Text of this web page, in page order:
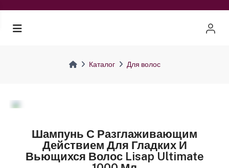
Каталог Для волос
Шампунь С Разглаживающим
Действием Для Гладких И
Вьющихся Волос Lisap Ultimate